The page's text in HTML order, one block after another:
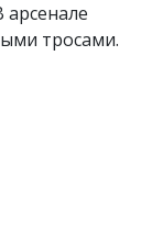
арсенале
тросами.